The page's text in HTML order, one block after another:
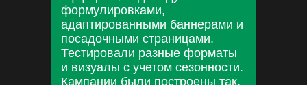
формулировками,
адаптированными баннерами и
посадочными страницами.
Тестировали разные форматы
и визуалы с учетом сезонности.
Кампании были построены так,